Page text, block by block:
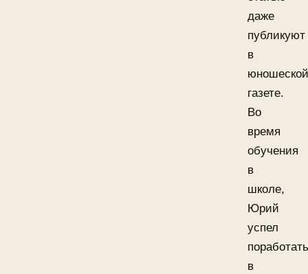
даже
публикуют
в
юношеской
газете.
Во
время
обучения
в
школе,
Юрий
успел
поработать
в